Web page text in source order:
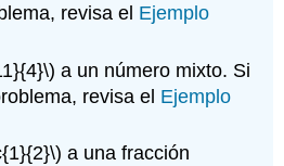
revisa el Ejemplo
a un número mixto. Si
revisa el Ejemplo
a una fracción